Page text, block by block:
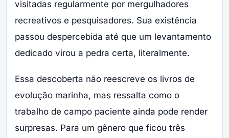
visitadas regularmente por mergulhadores
recreativos e pesquisadores. Sua existência
passou despercebida até que um levantamento
dedicado virou a pedra certa, literalmente.
Essa descoberta não reescreve os livros de
evolução marinha, mas ressalta como o
trabalho de campo paciente ainda pode render
surpresas. Para um gênero que ficou três